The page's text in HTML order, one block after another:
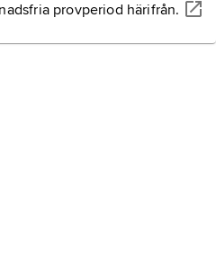
provperiod härifrån.